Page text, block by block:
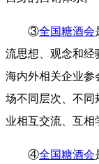
③全国糖酒会
流思想、观念和经
海内外相关企业参
场不同层次、不同
业相互交流、互相
④全国糖酒会